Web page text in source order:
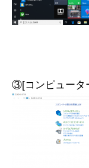
③[コンピュータ